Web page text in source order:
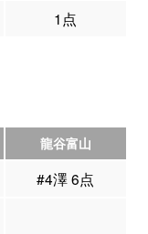
1点
龍谷富山
#4澤 6点